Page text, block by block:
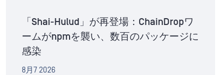
「Shai-Hulud」が再登場：ChainDropワ
ームがnpmを襲い、数百のパッケージに
感染
8月7 2026